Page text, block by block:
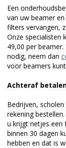
Een
van uw beamer
filters vervangen,
Onze specialisten
49,00 per
nodig, neem dan
voor beamers
Achteraf
Bedrijven,
rekening
u krijgt netjes een
binnen 30 dagen
hebben en dat is